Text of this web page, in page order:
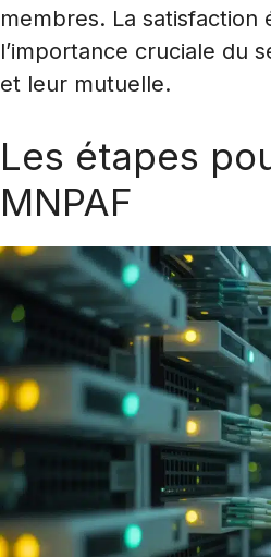
membres. La
l’importance cruciale du
et leur mutuelle.
Les étapes
MNPAF